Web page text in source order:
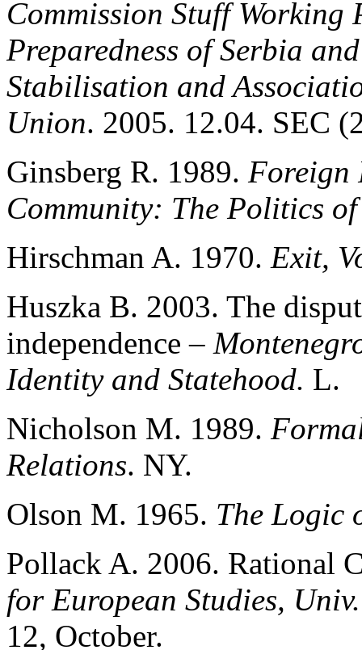
Commission Stuff Working
Preparedness of Serbia
Stabilisation and
Union. 2005. 12.04. SEC
Ginsberg R. 1989. Foreign
Community: The Politics
Hirschman A. 1970. Exit,
Huszka B. 2003. The
independence –
Identity and Statehood. L.
Nicholson M. 1989.
Relations. NY.
Olson M. 1965. The Logic
Pollack A. 2006. Rational
for European Studies,
12, October.